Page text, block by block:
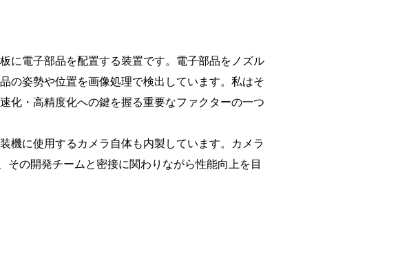
に電子部品を配置する装置です。電子部品をノズル
の姿勢や位置を画像処理で検出しています。私はそ
化・高精度化への鍵を握る重要なファクターの一つ
機に使用するカメラ自体も内製しています。カメラ
の開発チームと密接に関わりながら性能向上を目